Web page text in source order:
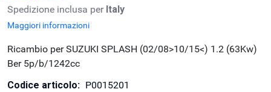
Spedizione inclusa per Italy
Maggiori informazioni
Ricambio per SUZUKI SPLASH (02/08>10/15<) 1.2 (63Kw)
Ber 5p/b/1242cc
Codice articolo: P0015201